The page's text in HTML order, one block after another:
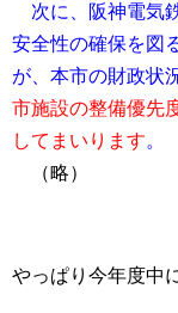
次に、阪神電気
安全性の確保を図
が、本市の財政状
市施設の整備優先
してまいります。
（略）
やっぱり今年度中